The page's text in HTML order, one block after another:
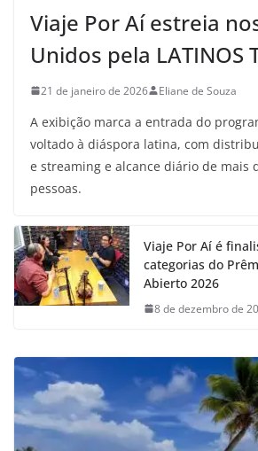
Viaje Por Aí estreia
Unidos pela LATINOS
21 de janeiro de 2026 Eliane de Souza
A exibição marca a entrada do
voltado à diáspora latina, com
e streaming e alcance diário de mais
pessoas.
Viaje Por Aí é
categorias do
Abierto 2026
8 de dezembro de